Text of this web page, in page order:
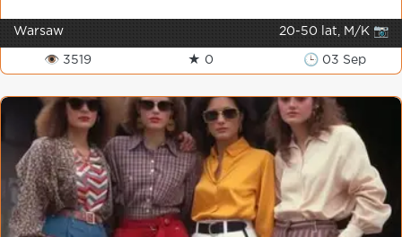
Warsaw 20-50 lat, M/K 📷
👁 3519 ★ 0 🕒 03 Sep